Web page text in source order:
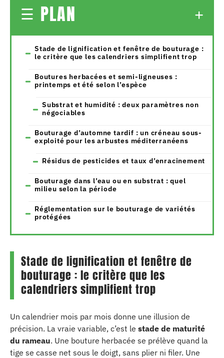
PLAN
Stade de lignification et fenêtre de bouturage :
le critère que les calendriers simplifient trop
Boutures herbacées et semi-ligneuses :
printemps et été selon l’espèce
Substrat et humidité : deux paramètres non
négociables
Bouturage d’automne tardif : un créneau sous-
exploité pour les arbustes méditerranéens
Résidus de pesticides et taux d’enracinement
Bouturage dans l’eau ou en substrat : quel
milieu selon la période
Réglementation sur le bouturage de variétés
protégées
Stade de lignification et fenêtre de
bouturage : le critère que les
calendriers simplifient trop
Un calendrier mois par mois donne une illusion de
précision. La vraie variable, c’est le stade de maturité
du rameau. Une bouture herbacée se prélève quand la
tige se casse net sous le doigt, sans plier ni filer. Une